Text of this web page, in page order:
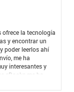
ofrece la tecnología
y encontrar un
poder leerlos ahí
me ha
interesantes y
eBooks me ha